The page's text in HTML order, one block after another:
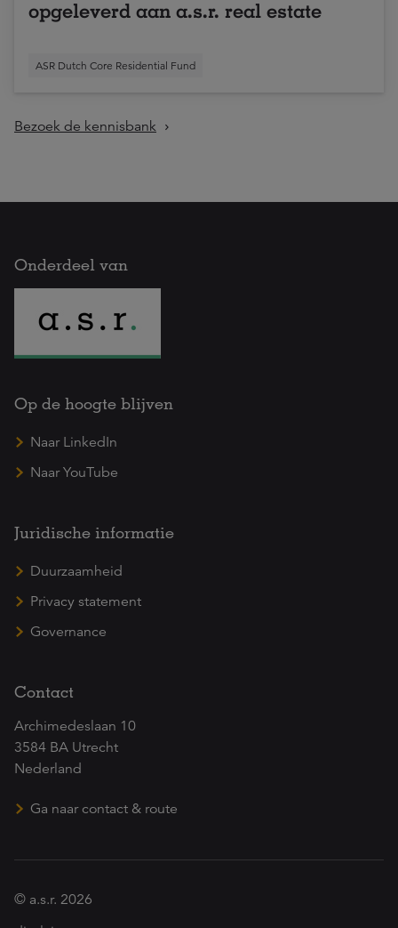
opgeleverd aan a.s.r. real estate
ASR Dutch Core Residential Fund
Bezoek de kennisbank
Onderdeel van
Op de hoogte blijven
Naar LinkedIn
Naar YouTube
Juridische informatie
Duurzaamheid
Privacy statement
Governance
Contact
Archimedeslaan 10
3584 BA Utrecht
Nederland
Ga naar contact & route
© a.s.r. 2026